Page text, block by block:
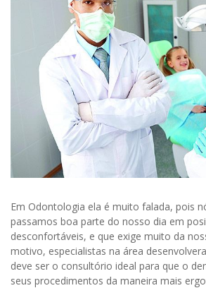
Em Odontologia ela é muito falada, pois
passamos boa parte do nosso dia em
desconfortáveis, e que exige muito da
motivo, especialistas na área
deve ser o consultório ideal para que o
seus procedimentos da maneira mais